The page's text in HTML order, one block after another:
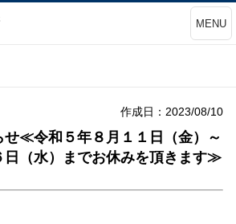
MENU
作成日：2023/08/10
せ≪令和５年８月１１日（金）～
日（水）までお休みを頂きます≫